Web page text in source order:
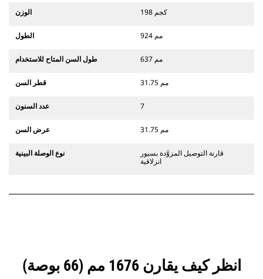
الوزن 198 كجم
الطول 924 مم
طول السن المتاح للاستخدام 637 مم
قطر السن 31.75 مم
عدد السنون 7
عرض السن 31.75 مم
نوع الوصلة البينية
قارنة التوصيل المزوَّدة بسيور
انزلاقية
انظر كيف يقارن 1676 مم (66 بوصة)